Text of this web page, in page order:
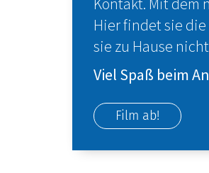
Hier findet sie
sie zu Hause
Viel Spaß beim
Film ab!